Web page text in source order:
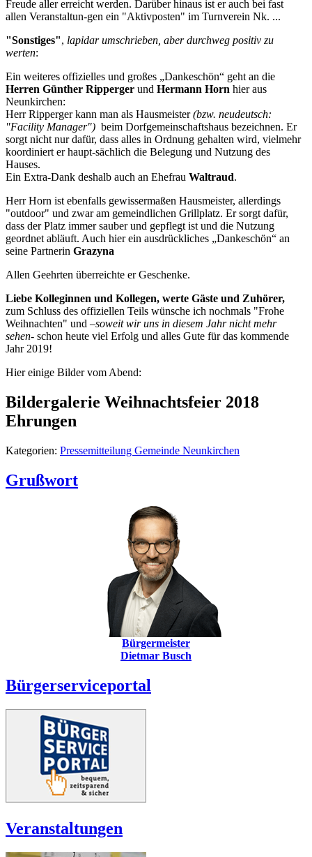
Freude aller erreicht werden. Darüber hinaus ist er auch bei fast
allen Veranstaltun-gen ein "Aktivposten" im Turnverein Nk. ...
"Sonstiges", lapidar umschrieben, aber durchweg positiv zu
werten:
Ein weiteres offizielles und großes „Dankeschön“ geht an die
Herren Günther Ripperger und Hermann Horn hier aus
Neunkirchen:
Herr Ripperger kann man als Hausmeister(bzw. neudeutsch:
"Facility Manager") beim Dorfgemeinschaftshaus bezeichnen. Er
sorgt nicht nur dafür, dass alles in Ordnung gehalten wird, vielmehr
koordiniert er haupt-sächlich die Belegung und Nutzung des
Hauses.
Ein Extra-Dank deshalb auch an Ehefrau Waltraud.
Herr Horn ist ebenfalls gewissermaßen Hausmeister, allerdings
"outdoor" und zwar am gemeindlichen Grillplatz. Er sorgt dafür,
dass der Platz immer sauber und gepflegt ist und die Nutzung
geordnet abläuft. Auch hier ein ausdrückliches „Dankeschön“ an
seine Partnerin Grazyna
Allen Geehrten überreichte er Geschenke.
Liebe Kolleginnen und Kollegen, werte Gäste und Zuhörer,
zum Schluss des offiziellen Teils wünsche ich nochmals "Frohe
Weihnachten" und –soweit wir uns in diesem Jahr nicht mehr
sehen- schon heute viel Erfolg und alles Gute für das kommende
Jahr 2019!
Hier einige Bilder vom Abend:
Bildergalerie Weihnachtsfeier 2018
Ehrungen
Kategorien: Pressemitteilung Gemeinde Neunkirchen
Grußwort
Bürgermeister
Dietmar Busch
Bürgerserviceportal
Veranstaltungen